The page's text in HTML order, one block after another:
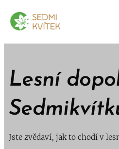
Lesní
Jste zvědaví, jak to chodí v